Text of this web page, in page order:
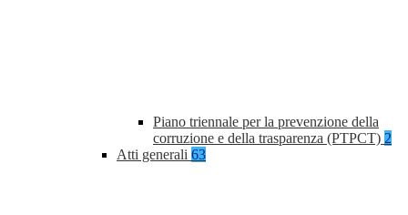
Piano triennale per la prevenzione della
corruzione e della trasparenza (PTPCT) 2
Atti generali 63